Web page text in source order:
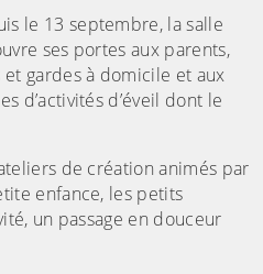
le 13 septembre, la salle
ses portes aux parents,
gardes à domicile et aux
d’activités d’éveil dont le
de création animés par
enfance, les petits
un passage en douceur